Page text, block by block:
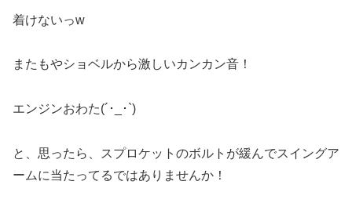
着けないっw
またもやショベルから激しいカンカン音！
エンジンおわた(´･_･`)
と、思ったら、スプロケットのボルトが緩んでスイングア
ームに当たってるではありませんか！